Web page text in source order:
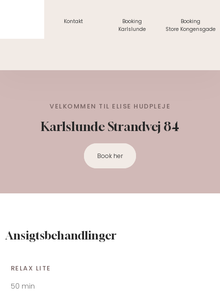
Kontakt
Booking
Karlslunde
Booking
Store Kongensgade
VELKOMMEN TIL ELISE HUDPLEJE
Karlslunde Strandvej 84
Book her​
Ansigtsbehandlinger​​​
RELAX LITE
​50 min